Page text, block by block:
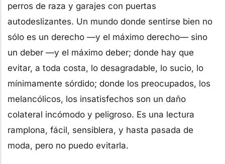
perros de raza y garajes con puertas
autodeslizantes. Un mundo donde sentirse bien no
sólo es un derecho —y el máximo derecho— sino
un deber —y el máximo deber; donde hay que
evitar, a toda costa, lo desagradable, lo sucio, lo
mínimamente sórdido; donde los preocupados, los
melancólicos, los insatisfechos son un daño
colateral incómodo y peligroso. Es una lectura
ramplona, fácil, sensiblera, y hasta pasada de
moda, pero no puedo evitarla.